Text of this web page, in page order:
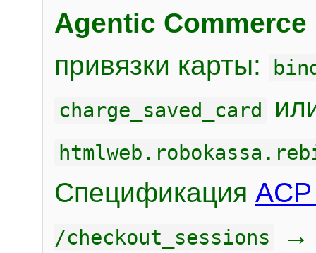
Agentic Commerce
привязки карты:
charge_saved_card
Спецификация
/checkout_sessions